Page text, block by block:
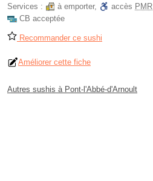
Services :
à emporter, accès PMR
CB acceptée
Recommander ce sushi
Améliorer cette fiche
Autres sushis à Pont-l'Abbé-d'Arnoult